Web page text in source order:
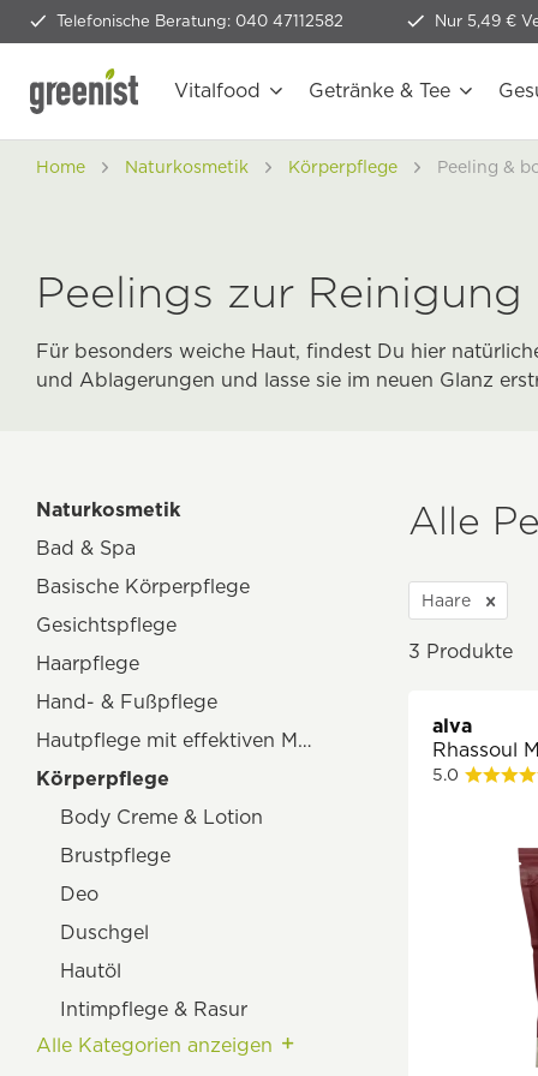
Telefonische Beratung: 040 47112582 Nur 5,49 €
Vitalfood Getränke & Tee
Home Naturkosmetik Körperpflege Peeling &
Peelings zur
Für besonders weiche Haut, findest Du hier
und Ablagerungen und lasse sie im neuen Glanz
Naturkosmetik
Bad & Spa
Basische Körperpflege
Gesichtspflege
Haarpflege
Hand- & Fußpflege
Hautpflege mit effektiven Mikroorganismen
Körperpflege
Body Creme & Lotion
Brustpflege
Deo
Duschgel
Hautöl
Intimpflege & Rasur
Kakao- & Sheabutter
Alle Kategorien anzeigen
Alle
Haare
3 Produkte
alva
Rhassoul
5.0